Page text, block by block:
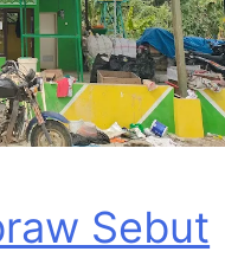
Sebut